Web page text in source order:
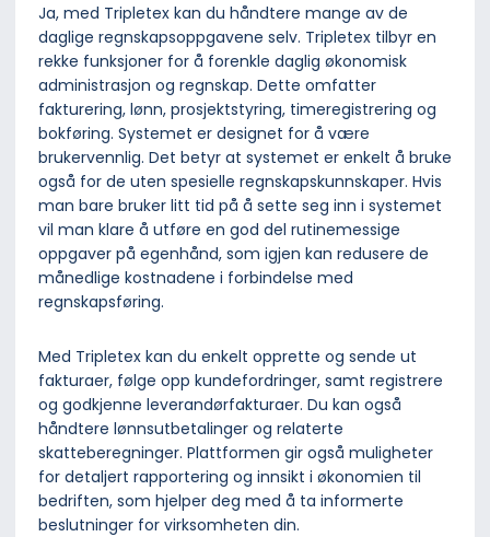
Ja, med Tripletex kan du håndtere mange av de
daglige regnskapsoppgavene selv. Tripletex tilbyr en
rekke funksjoner for å forenkle daglig økonomisk
administrasjon og regnskap. Dette omfatter
fakturering, lønn, prosjektstyring, timeregistrering og
bokføring. Systemet er designet for å være
brukervennlig. Det betyr at systemet er enkelt å bruke
også for de uten spesielle regnskapskunnskaper. Hvis
man bare bruker litt tid på å sette seg inn i systemet
vil man klare å utføre en god del rutinemessige
oppgaver på egenhånd, som igjen kan redusere de
månedlige kostnadene i forbindelse med
regnskapsføring.
Med Tripletex kan du enkelt opprette og sende ut
fakturaer, følge opp kundefordringer, samt registrere
og godkjenne leverandørfakturaer. Du kan også
håndtere lønnsutbetalinger og relaterte
skatteberegninger. Plattformen gir også muligheter
for detaljert rapportering og innsikt i økonomien til
bedriften, som hjelper deg med å ta informerte
beslutninger for virksomheten din.